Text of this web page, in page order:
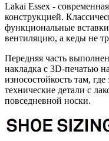
Lakai Essex -
конструкцией.
функциональные
вентиляцию, а кеды не
Передняя часть
накладка с 3D-печатью
износостойкость там,
технические детали с
повседневной носки.